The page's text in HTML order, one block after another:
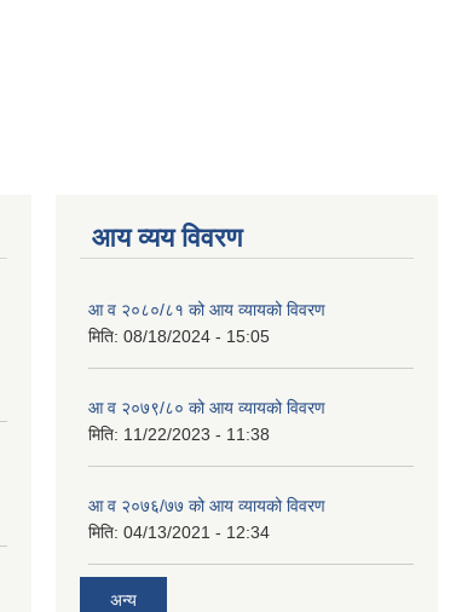
आय व्यय विवरण
आ व २०८०/८१ को आय व्यायको विवरण
मिति: 08/18/2024 - 15:05
आ व २०७९/८० को आय व्यायको विवरण
मिति: 11/22/2023 - 11:38
आ व २०७६/७७ को आय व्यायको विवरण
मिति: 04/13/2021 - 12:34
अन्य